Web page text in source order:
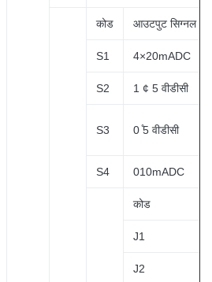
कोड आउटपुट सिग्नल
S1 4×20mADC
S2 1 ¢ 5 वीडीसी
S3 0 ̊5 वीडीसी
S4 010mADC
कोड
J1
J2